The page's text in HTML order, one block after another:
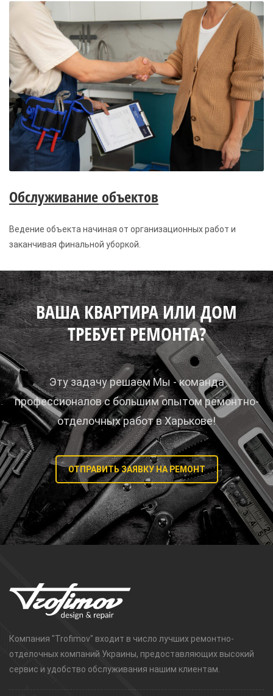
Обслуживание объектов
Ведение объекта начиная от организационных работ и
заканчивая финальной уборкой.
ВАША КВАРТИРА ИЛИ ДОМ
ТРЕБУЕТ РЕМОНТА?
Эту задачу решаем Мы - команда
профессионалов с большим опытом ремонтно-
отделочных работ в Харькове!
ОТПРАВИТЬ ЗАЯВКУ НА РЕМОНТ
Компания "Trofimov" входит в число лучших ремонтно-
отделочных компаний Украины, предоставляющих высокий
сервис и удобство обслуживания нашим клиентам.